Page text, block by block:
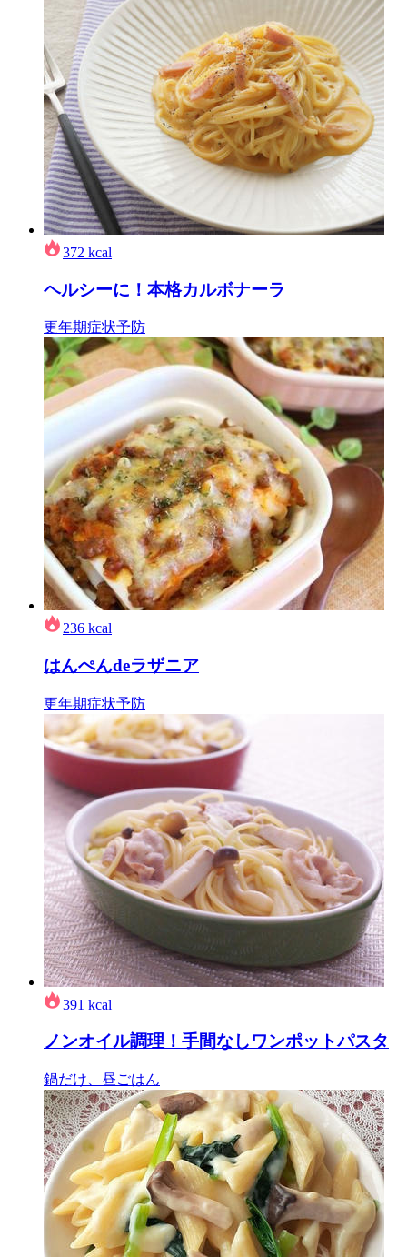
372 kcal
ヘルシーに！本格カルボナーラ
更年期症状予防
236 kcal
はんぺんdeラザニア
更年期症状予防
391 kcal
ノンオイル調理！手間なしワンポットパスタ
鍋だけ、昼ごはん